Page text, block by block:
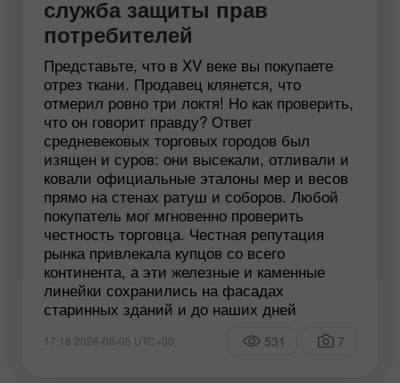
служба защиты прав
потребителей
Представьте, что в XV веке вы покупаете
отрез ткани. Продавец клянется, что
отмерил ровно три локтя! Но как проверить,
что он говорит правду? Ответ
средневековых торговых городов был
изящен и суров: они высекали, отливали и
ковали официальные эталоны мер и весов
прямо на стенах ратуш и соборов. Любой
покупатель мог мгновенно проверить
честность торговца. Честная репутация
рынка привлекала купцов со всего
континента, а эти железные и каменные
линейки сохранились на фасадах
старинных зданий и до наших дней
17:18 2026-08-05 UTC+00 531 7